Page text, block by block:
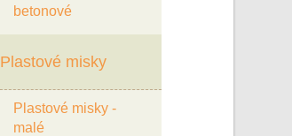
betonové
Plastové misky
Plastové misky -
malé